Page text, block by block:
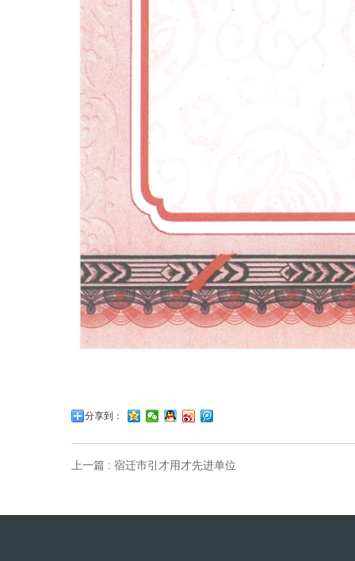
分享到：
上一篇 : 宿迁市引才用才先进单位